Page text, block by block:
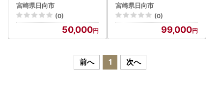
宮崎県日向市
(0)
50,000
宮崎県日向市
(0)
99,000
前へ 1 次へ